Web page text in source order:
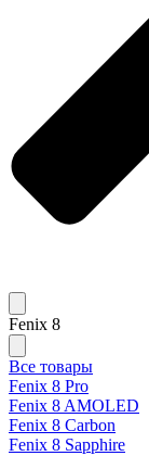
Fenix 8
Все товары
Fenix 8 Pro
Fenix 8 AMOLED
Fenix 8 Carbon
Fenix 8 Sapphire